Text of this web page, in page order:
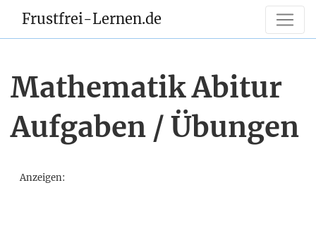
Frustfrei-Lernen.de
Mathematik Abitur
Aufgaben / Übungen
Anzeigen: